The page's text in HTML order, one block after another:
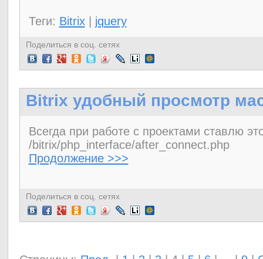
Теги: Bitrix| jquery
Поделиться в соц. сетях
Bitrix удобный просмотр
Всегда при работе с проектами ставлю
/bitrix/php_interface/after_connect.php
Продолжение >>>
Поделиться в соц. сетях